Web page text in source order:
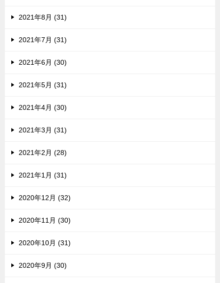
2021年8月 (31)
2021年7月 (31)
2021年6月 (30)
2021年5月 (31)
2021年4月 (30)
2021年3月 (31)
2021年2月 (28)
2021年1月 (31)
2020年12月 (32)
2020年11月 (30)
2020年10月 (31)
2020年9月 (30)